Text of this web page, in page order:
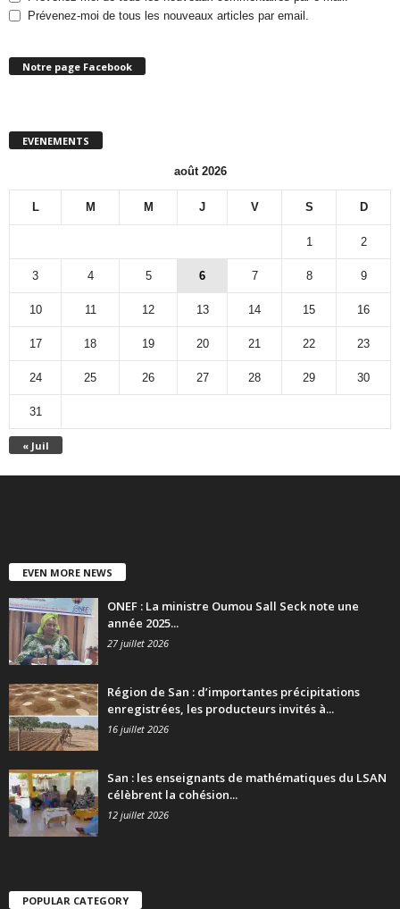
Prévenez-moi de tous les nouveaux articles par email.
Notre page Facebook
EVENEMENTS
août 2026
L M M J V S D
« Juil
1 2
3 4 5 6 7 8 9
10 11 12 13 14 15 16
17 18 19 20 21 22 23
24 25 26 27 28 29 30
31
EVEN MORE NEWS
ONEF : La ministre Oumou Sall Seck note une
année 2025...
27 juillet 2026
Région de San : d’importantes précipitations
enregistrées, les producteurs invités à...
16 juillet 2026
San : les enseignants de mathématiques du LSAN
célèbrent la cohésion...
12 juillet 2026
POPULAR CATEGORY